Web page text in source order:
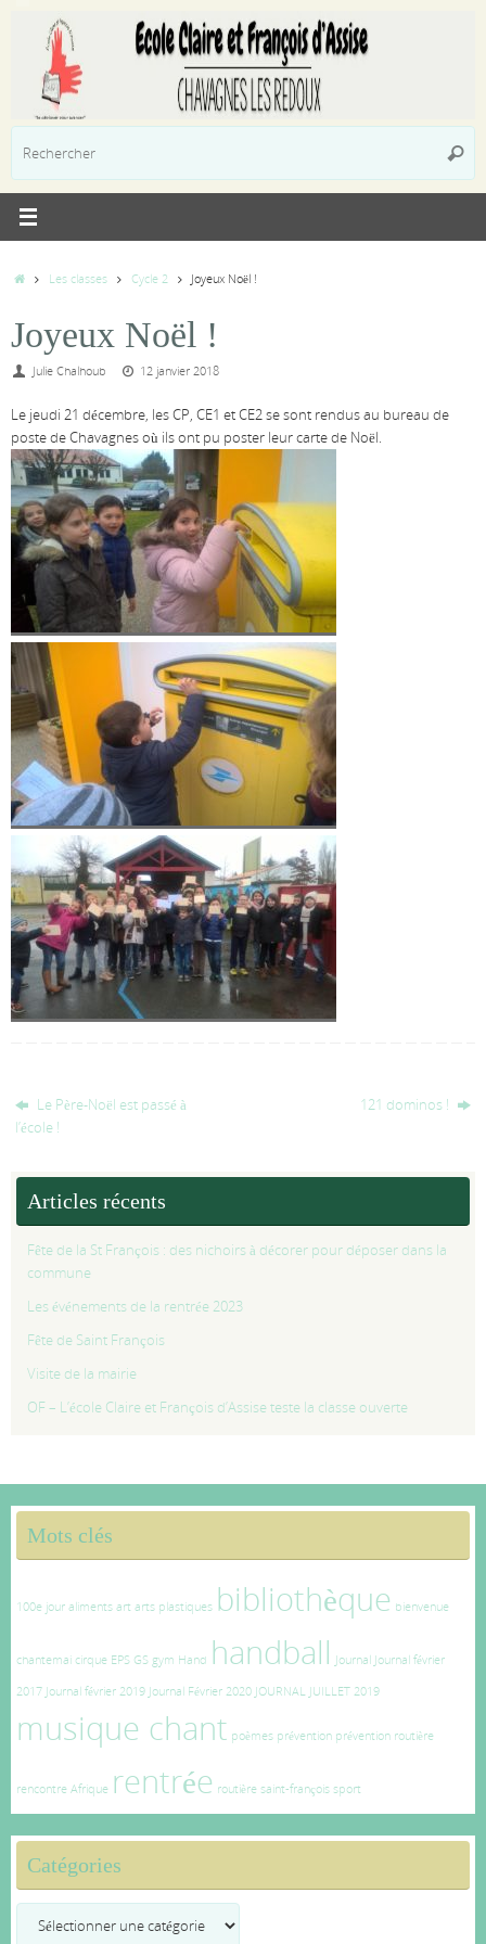
contenu
:
AccueilLes classes Cycle 2 Joyeux Noël !
Joyeux Noël !
Julie Chalhoub 12 janvier 2018
Le jeudi 21 décembre, les CP, CE1 et CE2 se sont rendus au bureau de
poste de Chavagnes où ils ont pu poster leur carte de Noël.
Le Père-Noël est passé à
l’école !
121 dominos !
Articles récents
Fête de la St François : des nichoirs à décorer pour déposer dans la
commune
Les événements de la rentrée 2023
Fête de Saint François
Visite de la mairie
OF – L’école Claire et François d’Assise teste la classe ouverte
Mots clés
100e jour aliments art arts plastiques bibliothèque bienvenue
chantemai cirque EPS GS gym Hand handball Journal Journal février
2017 Journal février 2019 Journal Février 2020 JOURNAL JUILLET 2019
musique chant poèmes prévention prévention routière
rencontre Afrique rentrée routière saint-françois sport
Catégories